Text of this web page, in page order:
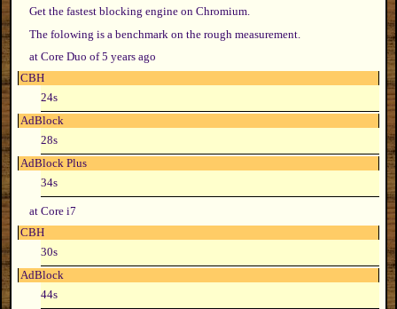
Get the fastest blocking engine on Chromium.
The folowing is a benchmark on the rough measurement.
at Core Duo of 5 years ago
CBH
24s
AdBlock
28s
AdBlock Plus
34s
at Core i7
CBH
30s
AdBlock
44s